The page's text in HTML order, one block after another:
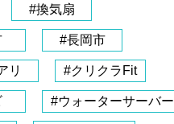
#換気扇
#長岡市
リ #クリクラFit
#ウォーターサーバー